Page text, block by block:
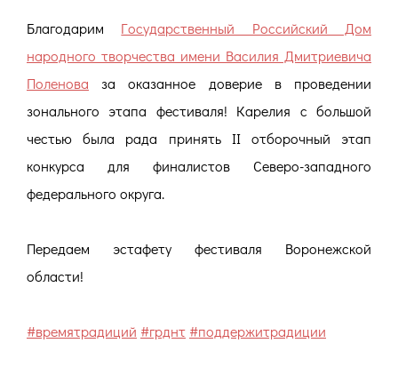
Благодарим Государственный Российский Дом
народного творчества имени Василия Дмитриевича
Поленова за оказанное доверие в проведении
зонального этапа фестиваля! Карелия с большой
честью была рада принять II отборочный этап
конкурса для финалистов Северо-западного
федерального округа.
Передаем эстафету фестиваля Воронежской
области!
#времятрадиций #грднт #поддержитрадиции